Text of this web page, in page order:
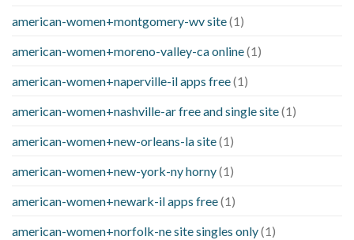
american-women+montgomery-wv site(1)
american-women+moreno-valley-ca online(1)
american-women+naperville-il apps free(1)
american-women+nashville-ar free and single site(1)
american-women+new-orleans-la site(1)
american-women+new-york-ny horny(1)
american-women+newark-il apps free(1)
american-women+norfolk-ne site singles only(1)